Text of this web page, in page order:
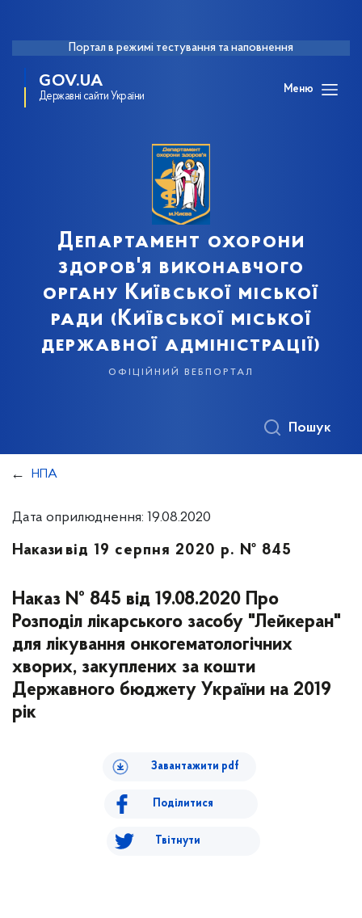
Портал в режимі тестування та наповнення
GOV.UA
Державні сайти України
Меню
Департамент охорони
здоров'я виконавчого
органу Київської міської
ради (Київської міської
державної адміністрації)
офіційний вебпортал
Пошук
НПА
Дата оприлюднення: 19.08.2020
Накази від 19 серпня 2020 р. № 845
Наказ № 845 від 19.08.2020 Про
Розподіл лікарського засобу "Лейкеран"
для лікування онкогематологічних
хворих, закуплених за кошти
Державного бюджету України на 2019
рік
Завантажити pdf
Поділитися
Твітнути